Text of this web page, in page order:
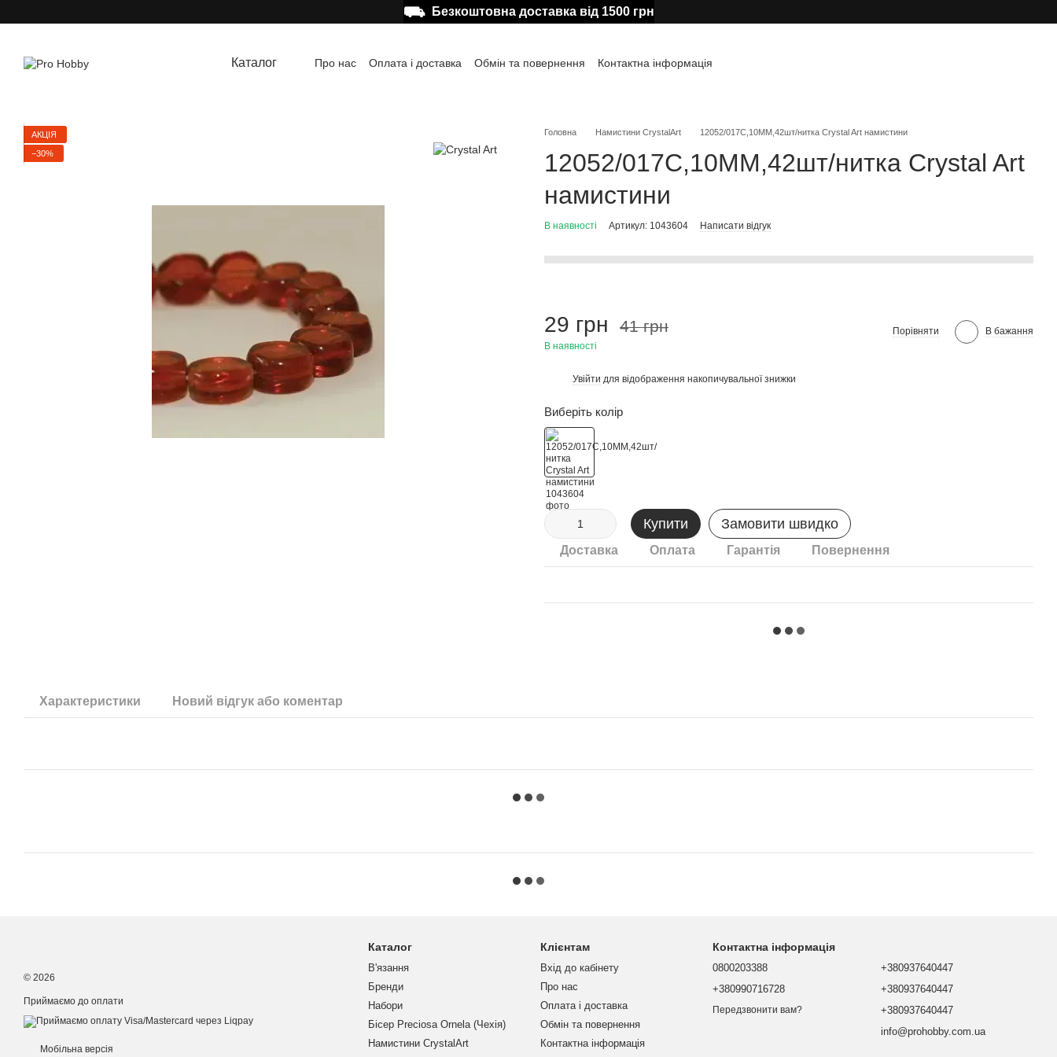
⛟ Безкоштовна доставка від 1500 грн
Каталог Про нас Оплата і доставка Обмін та повернення
Контактна інформація
АКЦІЯ
−30%
Головна Намистини CrystalArt 12052/017C,10MM,42шт/нитка Crystal Art намистини
12052/017C,10MM,42шт/нитка Crystal Art
намистини
В наявності Артикул: 1043604 Написати відгук
29 грн 41 грн
В наявності
Порівняти В бажання
Увійти для відображення накопичувальної знижки
Виберіть колір
Купити Замовити швидко
Доставка Оплата Гарантія Повернення
Характеристики Новий відгук або коментар
© 2026
Приймаємо до оплати
Мобільна версія
Каталог
В'язання
Бренди
Набори
Бісер Preciosa Ornela (Чехія)
Намистини CrystalArt
Клієнтам
Вхід до кабінету
Про нас
Оплата і доставка
Обмін та повернення
Контактна інформація
Контактна інформація
0800203388
+380990716728
Передзвонити вам?
+380937640447
+380937640447
+380937640447
info@prohobby.com.ua